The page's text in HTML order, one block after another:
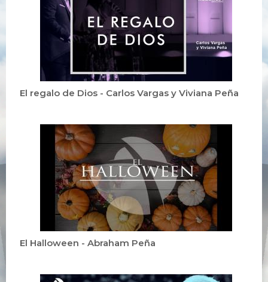
El regalo de Dios - Carlos Vargas y Viviana Peña
El Halloween - Abraham Peña